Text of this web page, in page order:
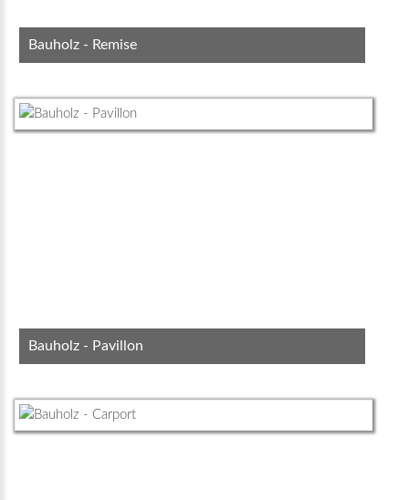
Bauholz - Remise
Bauholz - Pavillon